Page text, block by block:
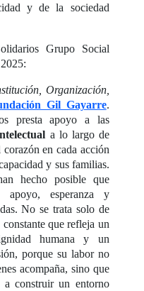
y de la sociedad
Grupo Social
Organización,
Gil Gayarre.
presta apoyo a las
a lo largo de
en cada acción
y sus familias.
hecho posible que
apoyo, esperanza y
No se trata solo de
que refleja un
humana y un
porque su labor no
acompaña, sino que
a construir un entorno